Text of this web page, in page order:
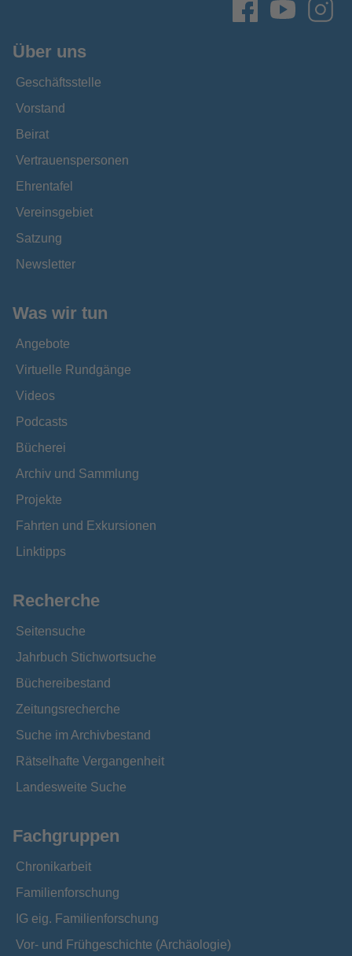
Über uns
Geschäftsstelle
Vorstand
Beirat
Vertrauenspersonen
Ehrentafel
Vereinsgebiet
Satzung
Newsletter
Was wir tun
Angebote
Virtuelle Rundgänge
Videos
Podcasts
Bücherei
Archiv und Sammlung
Projekte
Fahrten und Exkursionen
Linktipps
Recherche
Seitensuche
Jahrbuch Stichwortsuche
Büchereibestand
Zeitungsrecherche
Suche im Archivbestand
Rätselhafte Vergangenheit
Landesweite Suche
Fachgruppen
Chronikarbeit
Familienforschung
IG eig. Familienforschung
Vor- und Frühgeschichte (Archäologie)